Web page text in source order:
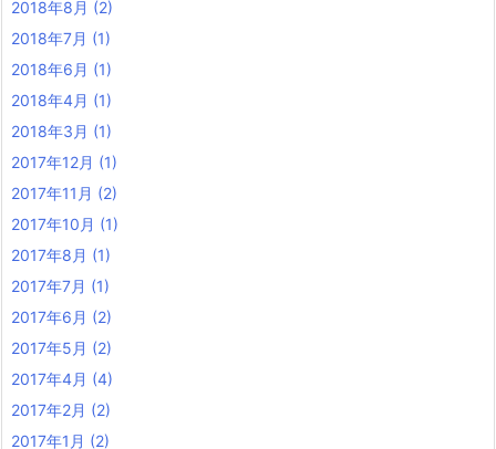
2018年8月 (2)
2018年7月 (1)
2018年6月 (1)
2018年4月 (1)
2018年3月 (1)
2017年12月 (1)
2017年11月 (2)
2017年10月 (1)
2017年8月 (1)
2017年7月 (1)
2017年6月 (2)
2017年5月 (2)
2017年4月 (4)
2017年2月 (2)
2017年1月 (2)